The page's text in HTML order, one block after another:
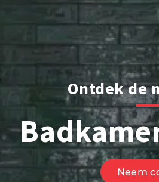
Ontdek de
Neem